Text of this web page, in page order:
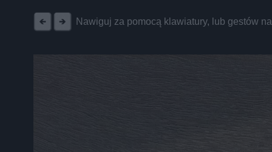
Nawiguj za pomocą klawiatury, lub gestów